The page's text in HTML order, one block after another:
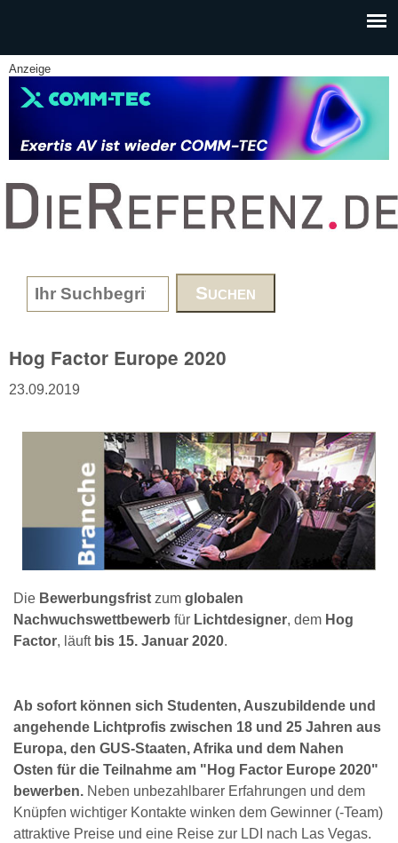
Anzeige
www.DieReferenz.de
Search form
Hog Factor Europe 2020
23.09.2019
Die Bewerbungsfrist zum globalen
Nachwuchswettbewerb für Lichtdesigner, dem Hog
Factor, läuft bis 15. Januar 2020.
Ab sofort können sich Studenten, Auszubildende und
angehende Lichtprofis zwischen 18 und 25 Jahren aus
Europa, den GUS-Staaten, Afrika und dem Nahen
Osten für die Teilnahme am "Hog Factor Europe 2020"
bewerben. Neben unbezahlbarer Erfahrungen und dem
Knüpfen wichtiger Kontakte winken dem Gewinner (-Team)
attraktive Preise und eine Reise zur LDI nach Las Vegas.